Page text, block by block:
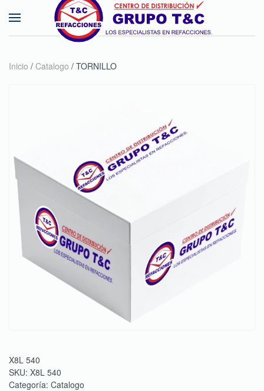
Skip to main content
Inicio / Catalogo / TORNILLO
X8L 540
SKU: X8L 540
Categoría: Catalogo